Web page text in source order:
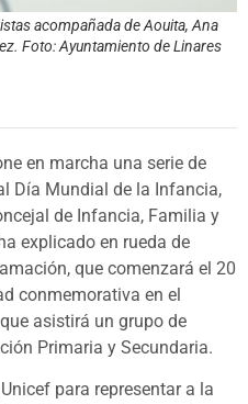
acompañada de Aouita, Ana
Foto: Ayuntamiento de Linares
en marcha una serie de
Día Mundial de la Infancia,
de Infancia, Familia y
explicado en rueda de
que comenzará el 20
conmemorativa en el
asistirá un grupo de
Primaria y Secundaria.
para representar a la